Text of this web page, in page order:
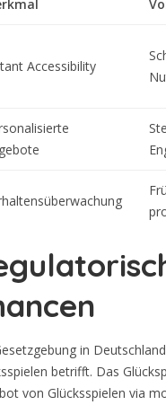
Accessibility
in
betrifft. Das
von Glücksspielen via